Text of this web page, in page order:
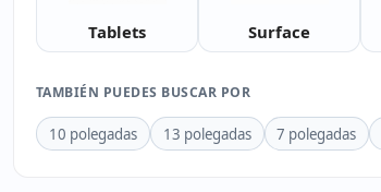
Tablets Surface
TAMBIÉN PUEDES BUSCAR POR
10 polegadas 13 polegadas 7 polegadas